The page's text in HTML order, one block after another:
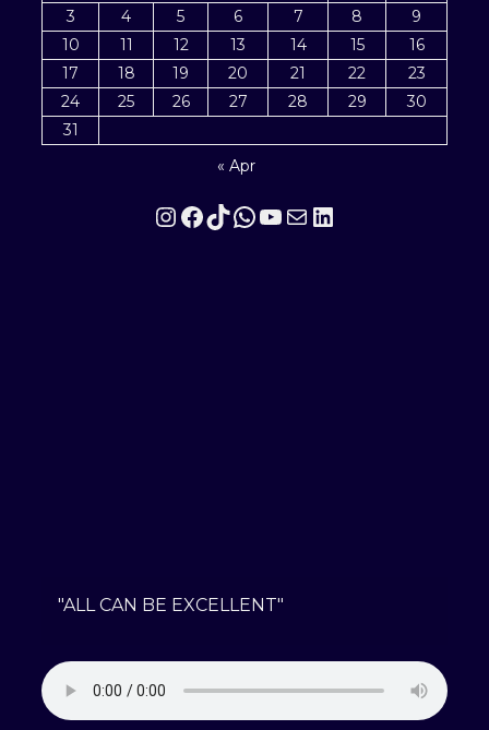
3
4 5 6 7 8
9
10
11 12 13 14 15
16
17
18 19 20 21 22
23
24
25 26 27 28 29
30
31
« Apr
Instagram
Facebook
TikTok
WhatsApp
YouTube
MailLinkedIn
"ALL CAN BE EXCELLENT"